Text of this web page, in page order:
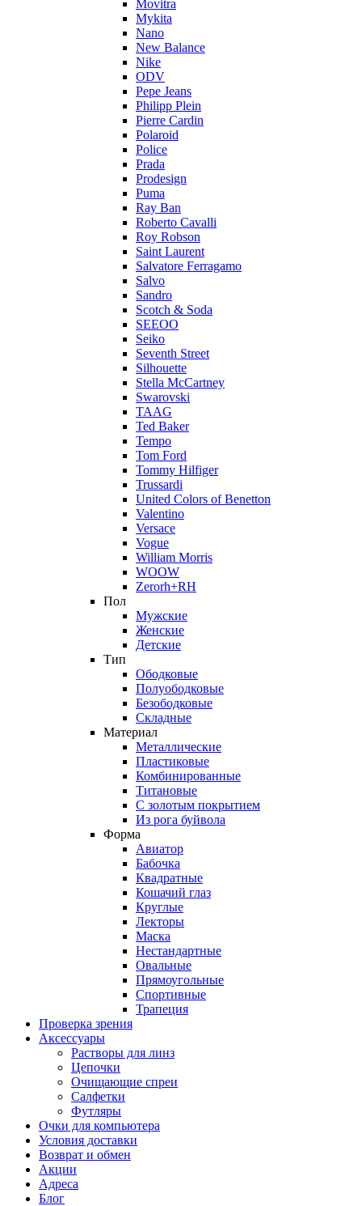
Movitra
Mykita
Nano
New Balance
Nike
ODV
Pepe Jeans
Philipp Plein
Pierre Cardin
Polaroid
Police
Prada
Prodesign
Puma
Ray Ban
Roberto Cavalli
Roy Robson
Saint Laurent
Salvatore Ferragamo
Salvo
Sandro
Scotch & Soda
SEEOO
Seiko
Seventh Street
Silhouette
Stella McCartney
Swarovski
TAAG
Ted Baker
Tempo
Tom Ford
Tommy Hilfiger
Trussardi
United Colors of Benetton
Valentino
Versace
Vogue
William Morris
WOOW
Zerorh+RH
Пол
Мужские
Женские
Детские
Тип
Ободковые
Полуободковые
Безободковые
Складные
Материал
Металлические
Пластиковые
Комбинированные
Титановые
С золотым покрытием
Из рога буйвола
Форма
Авиатор
Бабочка
Квадратные
Кошачий глаз
Круглые
Лекторы
Маска
Нестандартные
Овальные
Прямоугольные
Спортивные
Трапеция
Проверка зрения
Аксессуары
Растворы для линз
Цепочки
Очищающие спреи
Салфетки
Футляры
Очки для компьютера
Условия доставки
Возврат и обмен
Акции
Адреса
Блог